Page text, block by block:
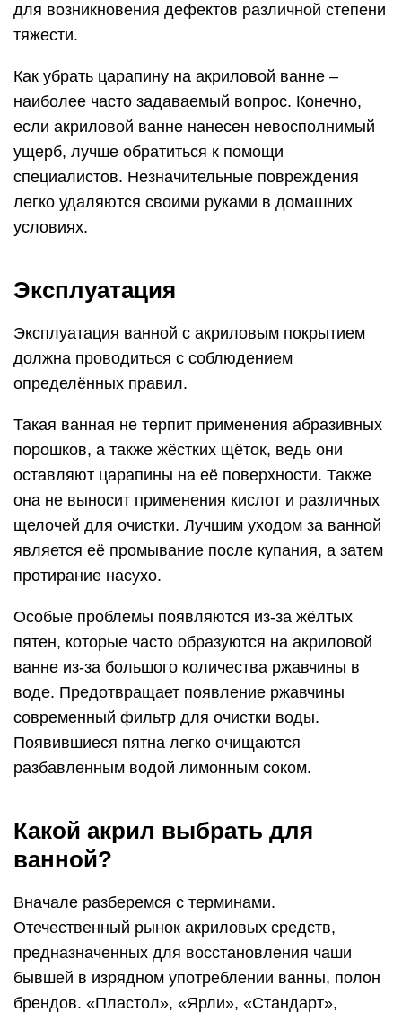
для возникновения дефектов различной степени
тяжести.
Как убрать царапину на акриловой ванне –
наиболее часто задаваемый вопрос. Конечно,
если акриловой ванне нанесен невосполнимый
ущерб, лучше обратиться к помощи
специалистов. Незначительные повреждения
легко удаляются своими руками в домашних
условиях.
Эксплуатация
Эксплуатация ванной с акриловым покрытием
должна проводиться с соблюдением
определённых правил.
Такая ванная не терпит применения абразивных
порошков, а также жёстких щёток, ведь они
оставляют царапины на её поверхности. Также
она не выносит применения кислот и различных
щелочей для очистки. Лучшим уходом за ванной
является её промывание после купания, а затем
протирание насухо.
Особые проблемы появляются из-за жёлтых
пятен, которые часто образуются на акриловой
ванне из-за большого количества ржавчины в
воде. Предотвращает появление ржавчины
современный фильтр для очистки воды.
Появившиеся пятна легко очищаются
разбавленным водой лимонным соком.
Какой акрил выбрать для
ванной?
Вначале разберемся с терминами.
Отечественный рынок акриловых средств,
предназначенных для восстановления чаши
бывшей в изрядном употреблении ванны, полон
брендов. «Пластол», «Ярли», «Стандарт»,